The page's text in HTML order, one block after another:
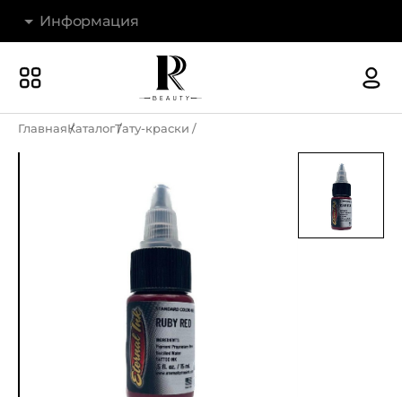
Информация
Наши магазины
Доставка и оплата
Гарантия и возврат
ГлавнаяКаталогТату-краски